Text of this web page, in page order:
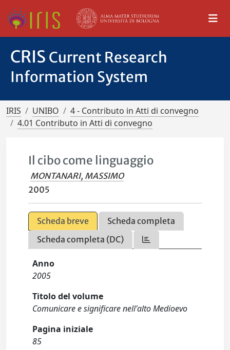
CRIS Current Research
Information System
IRIS UNIBO
4 - Contributo in Atti di convegno
4.01 Contributo in Atti di convegno
Il cibo come linguaggio
MONTANARI, MASSIMO
2005
Scheda breve
Scheda completa
Scheda completa (DC)
Anno
2005
Titolo del volume
Comunicare e significare nell'alto Medioevo
Pagina iniziale
85